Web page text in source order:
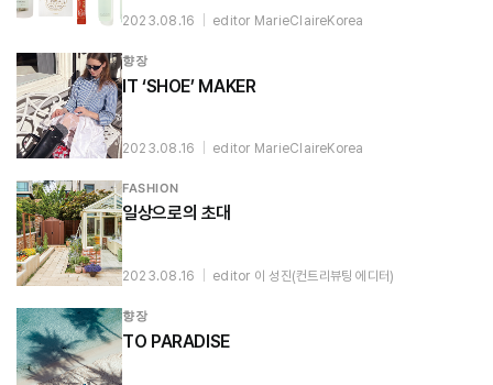
2023.08.16 editor MarieClaireKorea
향장
IT ‘SHOE’ MAKER
2023.08.16 editor MarieClaireKorea
FASHION
일상으로의 초대
2023.08.16 editor 이 성진(컨트리뷰팅 에디터)
향장
TO PARADISE